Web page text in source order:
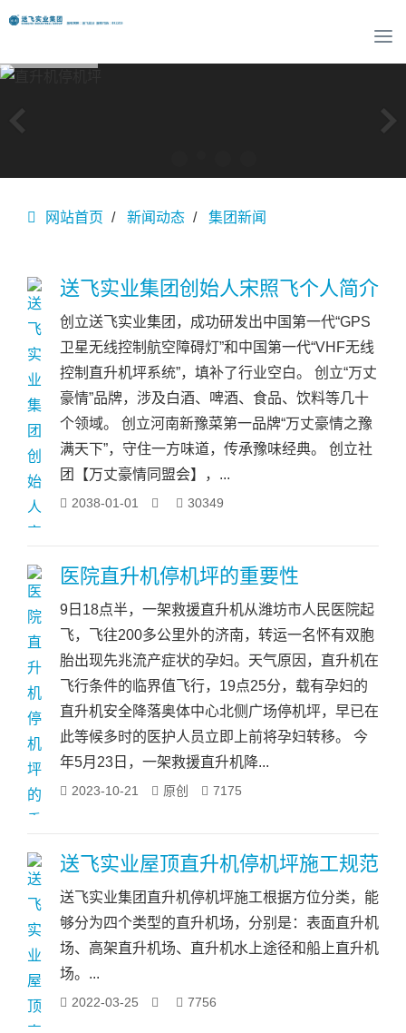
T
o
l
a
网站首页 新闻动态 集团新闻
送飞实业集团创始人宋照飞个人简介
创立送飞实业集团，成功研发出中国第一代“GPS
卫星无线控制航空障碍灯”和中国第一代“VHF无线
控制直升机坪系统”，填补了行业空白。 创立“万丈
豪情”品牌，涉及白酒、啤酒、食品、饮料等几十
个领域。 创立河南新豫菜第一品牌“万丈豪情之豫
满天下”，守住一方味道，传承豫味经典。 创立社
团【万丈豪情同盟会】，...
2038-01-01 30349
医院直升机停机坪的重要性
9日18点半，一架救援直升机从潍坊市人民医院起
飞，飞往200多公里外的济南，转运一名怀有双胞
胎出现先兆流产症状的孕妇。天气原因，直升机在
飞行条件的临界值飞行，19点25分，载有孕妇的
直升机安全降落奥体中心北侧广场停机坪，早已在
此等候多时的医护人员立即上前将孕妇转移。 今
年5月23日，一架救援直升机降...
2023-10-21 原创 7175
送飞实业屋顶直升机停机坪施工规范
送飞实业集团直升机停机坪施工根据方位分类，能
够分为四个类型的直升机场，分别是：表面直升机
场、高架直升机场、直升机水上途径和船上直升机
场。...
2022-03-25 7756